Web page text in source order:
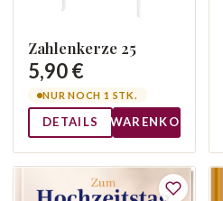
Zahlenkerze 25
5,90 €
NUR NOCH 1 STK.
DETAILS WARENKORB